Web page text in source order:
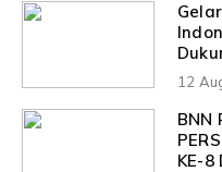
12
BNN
KE-8